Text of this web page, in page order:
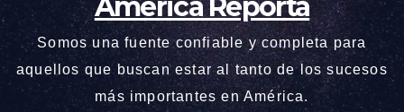
América Reporta
Somos una fuente confiable y completa para
aquellos que buscan estar al tanto de los sucesos
más importantes en América.